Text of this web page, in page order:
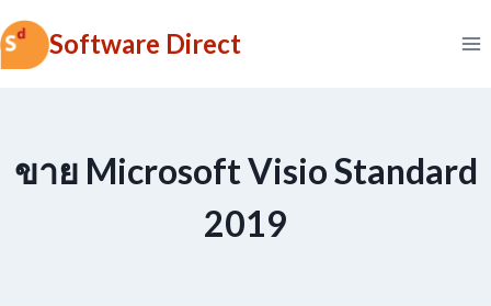
to
content
Software Direct
ขาย Microsoft Visio Standard
2019